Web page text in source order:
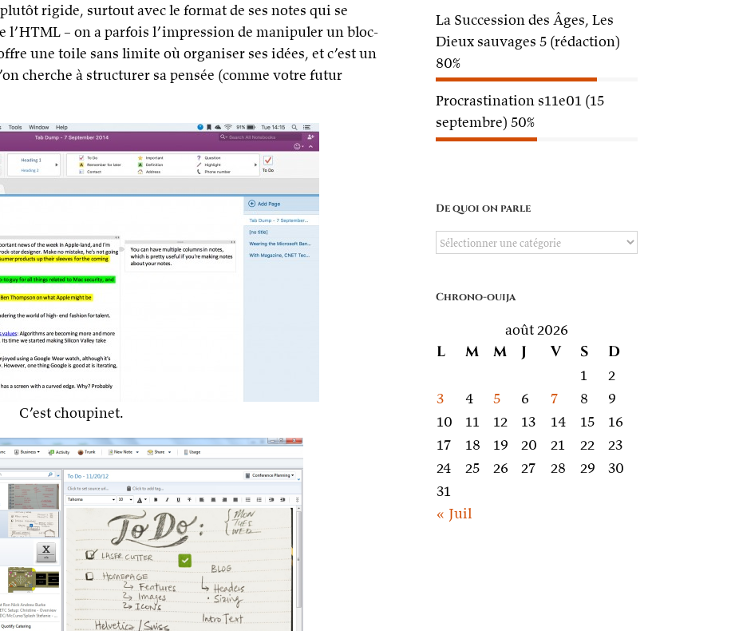
rigide, surtout avec le format de ses notes qui se
l’HTML – on a parfois l’impression de manipuler un bloc-
une toile sans limite où organiser ses idées, et c’est un
cherche à structurer sa pensée (comme votre futur
C’est choupinet.
La Succession des Âges, Les
Dieux sauvages 5 (rédaction)
80%
Procrastination s11e01 (15
septembre) 50%
De quoi on parle
De
parle
Chrono-ouija
août 2026
L M M J V S D
1
2
3
4 5 6 7 8
9
10
11 12 13 14 15
16
17
18 19 20 21 22
23
24
25 26 27 28 29
30
31
« Juil